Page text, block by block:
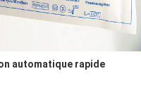
automatique rapide